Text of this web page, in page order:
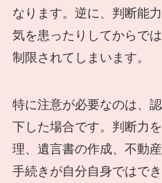
なります。逆に、判断能
気を患ったりしてからで
制限されてしまいます。
特に注意が必要なのは、
下した場合です。判断力
理、遺言書の作成、不動
手続きが自分自身ではで